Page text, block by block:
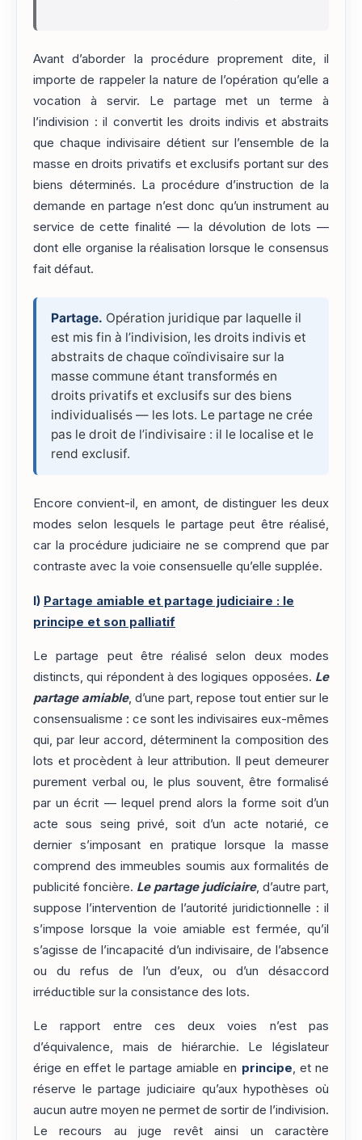
Avant d’aborder la procédure proprement dite, il
importe de rappeler la nature de l’opération qu’elle a
vocation à servir. Le partage met un terme à
l’indivision : il convertit les droits indivis et abstraits
que chaque indivisaire détient sur l’ensemble de la
masse en droits privatifs et exclusifs portant sur des
biens déterminés. La procédure d’instruction de la
demande en partage n’est donc qu’un instrument au
service de cette finalité — la dévolution de lots —
dont elle organise la réalisation lorsque le consensus
fait défaut.
Partage. Opération juridique par laquelle il
est mis fin à l’indivision, les droits indivis et
abstraits de chaque coïndivisaire sur la
masse commune étant transformés en
droits privatifs et exclusifs sur des biens
individualisés — les lots. Le partage ne crée
pas le droit de l’indivisaire : il le localise et le
rend exclusif.
Encore convient-il, en amont, de distinguer les deux
modes selon lesquels le partage peut être réalisé,
car la procédure judiciaire ne se comprend que par
contraste avec la voie consensuelle qu’elle supplée.
I) Partage amiable et partage judiciaire : le
principe et son palliatif
Le partage peut être réalisé selon deux modes
distincts, qui répondent à des logiques opposées. Le
partage amiable, d’une part, repose tout entier sur le
consensualisme : ce sont les indivisaires eux-mêmes
qui, par leur accord, déterminent la composition des
lots et procèdent à leur attribution. Il peut demeurer
purement verbal ou, le plus souvent, être formalisé
par un écrit — lequel prend alors la forme soit d’un
acte sous seing privé, soit d’un acte notarié, ce
dernier s’imposant en pratique lorsque la masse
comprend des immeubles soumis aux formalités de
publicité foncière. Le partage judiciaire, d’autre part,
suppose l’intervention de l’autorité juridictionnelle : il
s’impose lorsque la voie amiable est fermée, qu’il
s’agisse de l’incapacité d’un indivisaire, de l’absence
ou du refus de l’un d’eux, ou d’un désaccord
irréductible sur la consistance des lots.
Le rapport entre ces deux voies n’est pas
d’équivalence, mais de hiérarchie. Le législateur
érige en effet le partage amiable en principe, et ne
réserve le partage judiciaire qu’aux hypothèses où
aucun autre moyen ne permet de sortir de l’indivision.
Le recours au juge revêt ainsi un caractère